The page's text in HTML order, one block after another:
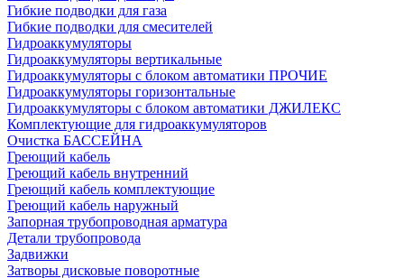
Гибкие подводки для газа
Гибкие подводки для смесителей
Гидроаккумуляторы
Гидроаккумуляторы вертикальные
Гидроаккумуляторы с блоком автоматики ПРОЧИЕ
Гидроаккумуляторы горизонтальные
Гидроаккумуляторы с блоком автоматики ДЖИЛЕКС
Комплектующие для гидроаккумуляторов
Очистка БАССЕЙНА
Греющий кабель
Греющий кабель внутренний
Греющий кабель комплектующие
Греющий кабель наружный
Запорная трубопроводная арматура
Детали трубопровода
Задвижки
Затворы дисковые поворотные